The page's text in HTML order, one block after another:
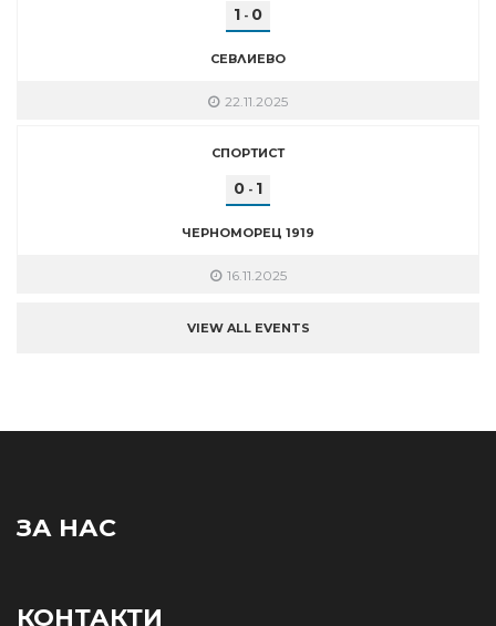
1 - 0
СЕВЛИЕВО
22.11.2025
СПОРТИСТ
0 - 1
ЧЕРНОМОРЕЦ 1919
16.11.2025
VIEW ALL EVENTS
ЗА НАС
КОНТАКТИ